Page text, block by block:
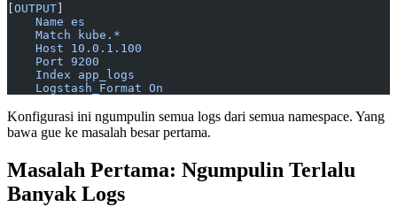
OUTPUT
    Name es
    Match kube.*
    Host 10.0.1.100
    Port 9200
    Index app_logs
    Logstash_Format On
Konfigurasi ini ngumpulin semua logs dari semua namespace. Yang
bawa gue ke masalah besar pertama.
Masalah Pertama: Ngumpulin Terlalu
Banyak Logs